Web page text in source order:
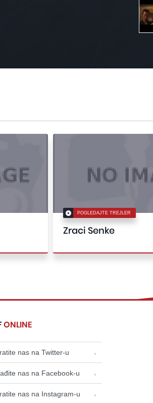
POGLEDAJTE TREJLER
Zraci Senke
ONLINE
nas na Twitter-u
nas na Facebook-u
nas na Instagram-u